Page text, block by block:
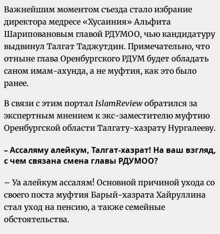
Важнейшим моментом съезда стало избрание
директора медресе «Хусаиния» Альфита
Шариповановым главой РДУМОО, чью кандидатуру
выдвинул Талгат Таджутдин. Примечательно, что
отныне глава Оренбургского РДУМ будет обладать
саном имам-ахунда, а не муфтия, как это было
ранее.
В связи с этим портал IslamReview обратился за
экспертным мнением к экс-заместителю муфтию
Оренбургской области Талгату-хазрату Нургалееву.
– Ассаляму алейкум, Талгат-хазрат! На ваш взгляд,
с чем связана смена главы РДУМОО?
– Уа алейкум ассалям! Основной причиной ухода со
своего поста муфтия Барый-хазрата Хайруллина
стал уход на пенсию, а также семейные
обстоятельства.